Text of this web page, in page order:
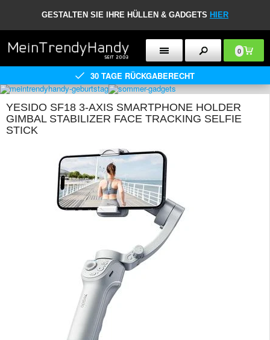
GESTALTEN SIE IHRE HÜLLEN & GADGETS HIER
0
30 TAGE RÜCKGABERECHT
YESIDO SF18 3-AXIS SMARTPHONE HOLDER
GIMBAL STABILIZER FACE TRACKING SELFIE
STICK